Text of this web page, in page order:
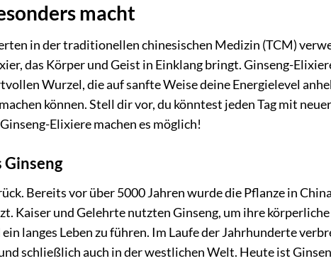
macht
in der traditionellen chinesischen Medizin (TCM)
das Körper und Geist in Einklang bringt. Ginseng-
Wurzel, die auf sanfte Weise deine Energielevel
können. Stell dir vor, du könntest jeden Tag mit neuer
Elixiere machen es möglich!
Bereits vor über 5000 Jahren wurde die Pflanze in
Kaiser und Gelehrte nutzten Ginseng, um ihre
langes Leben zu führen. Im Laufe der Jahrhunderte
schließlich auch in der westlichen Welt. Heute ist